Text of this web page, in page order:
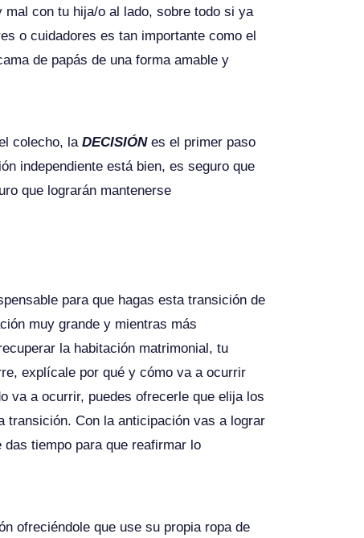
con tu hija/o al lado, sobre todo si ya
o cuidadores es tan importante como el
de papás de una forma amable y
colecho, la DECISIÓNes el primer paso
independiente está bien, es seguro que
que lograrán mantenerse
para que hagas esta transición de
muy grande y mientras más
la habitación matrimonial, tu
explícale por qué y cómo va a ocurrir
va a ocurrir, puedes ofrecerle que elija los
transición. Con la anticipación vas a lograr
tiempo para que reafirmar lo
ofreciéndole que use su propia ropa de